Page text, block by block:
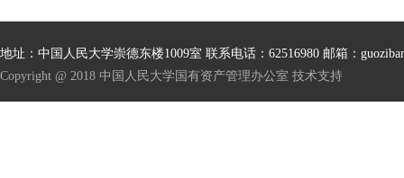
地址：中国人民大学崇德东楼1009室 联系电话：62516980 邮箱：
Copyright @ 2018 中国人民大学国有资产管理办公室 技术支持